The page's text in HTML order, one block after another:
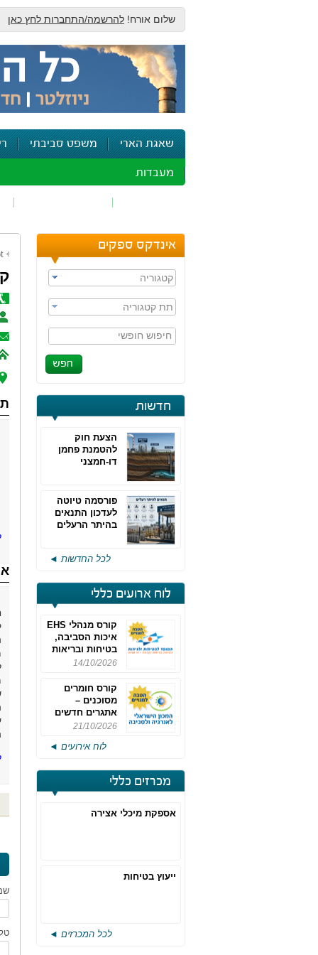
שלום אורח! להרשמה/התחברות לחץ כאן
שאגת הארי משפט סביבתי
מעבדות
אינדקס ספקים
קטגוריה
תת קטגוריה
חיפוש חופשי
חדשות
הצעת חוק
להטמנת פחמן
דו-חמצני
פורסמה טיוטה
לעדכון התנאים
בהיתר הרעלים
לכל החדשות ◄
לוח ארועים כללי
קורס מנהלי EHS
איכות הסביבה,
בטיחות ובריאות
תעסוקתית
14/10/2026
קורס חומרים
מסוכנים –
אתגרים חדשים
והערכות לחוק
מחזור 4
21/10/2026
לוח אירועים ◄
מכרזים כללי
אספקת מיכלי אצירה
ייעוץ בטיחות
לכל המכרזים ◄